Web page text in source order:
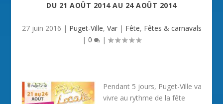
DU 21 AOÛT 2014AU 24 AOÛT 2014
27 juin 2016 | Puget-Ville, Var| Fête, Fêtes & carnavals
| 0 |
Pendant 5 jours, Puget-Ville va
vivre au rythme de la fête